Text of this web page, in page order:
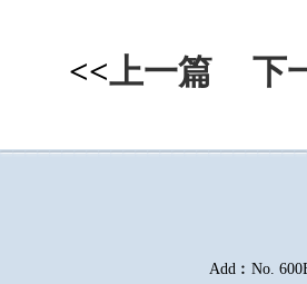
<<上一篇 下
Add︰No.